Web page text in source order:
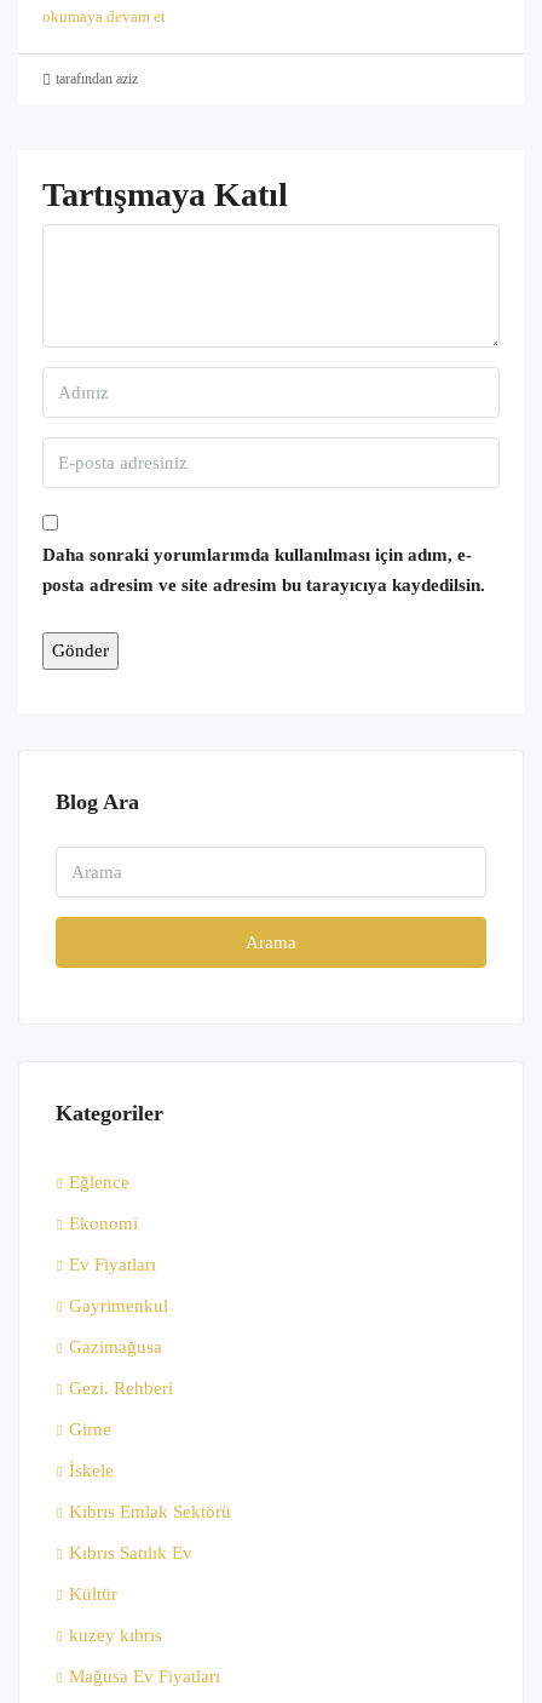
okumaya devam et
tarafından aziz
Tartışmaya Katıl
Daha sonraki yorumlarımda kullanılması için adım, e-
posta adresim ve site adresim bu tarayıcıya kaydedilsin.
Blog Ara
Arama
Kategoriler
Eğlence
Ekonomi
Ev Fiyatları
Gayrimenkul
Gazimağusa
Gezi. Rehberi
Girne
İskele
Kıbrıs Emlak Sektörü
Kıbrıs Satılık Ev
Kültür
kuzey kıbrıs
Mağusa Ev Fiyatları